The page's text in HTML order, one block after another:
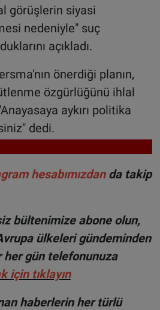
görüşlerin siyasi
nedeniyle" suç
açıkladı.
önerdiği planın,
özgürlüğünü ihlal
aykırı politika
dedi.
hesabımızdan da takip
bültenimize abone olun,
ülkeleri gündeminden
gün telefonunuza
için tıklayın
haberlerin her türlü